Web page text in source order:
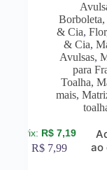
Borboleta,
& Cia,
& Cia,
Avulsas,
para
Toalha,
mais,
R$ 7,19
R$ 7,99
ao